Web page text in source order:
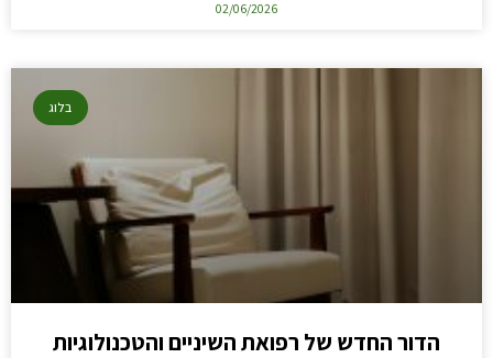
02/06/2026
בלוג
הדור החדש של רפואת השיניים והטכנולוגיות